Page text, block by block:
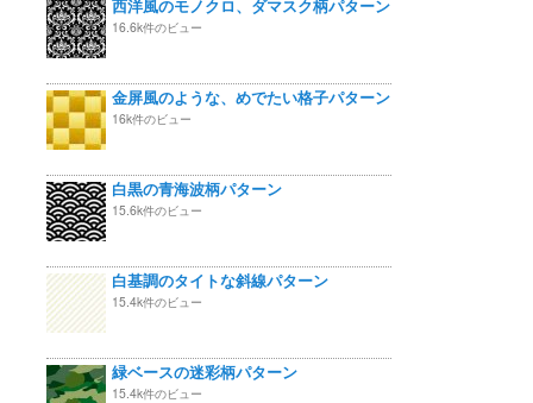
西洋風のモノクロ、ダマスク柄パターン
16.6k件のビュー
金屏風のような、めでたい格子パターン
16k件のビュー
白黒の青海波柄パターン
15.6k件のビュー
白基調のタイトな斜線パターン
15.4k件のビュー
緑ベースの迷彩柄パターン
15.4k件のビュー